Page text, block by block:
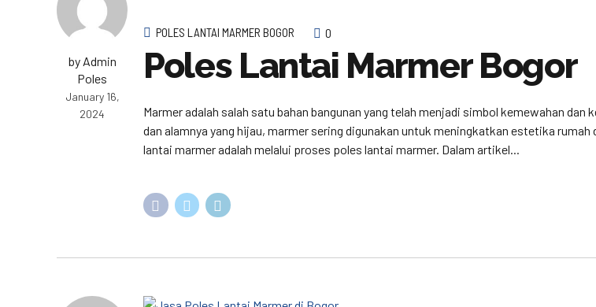
by Admin
Poles
January 16,
2024
POLES LANTAI MARMER BOGOR 0
Poles Lantai Marmer Bogor
Marmer adalah salah satu bahan bangunan yang telah menjadi simbol kemewahan
dan alamnya yang hijau, marmer sering digunakan untuk meningkatkan estetika
lantai marmer adalah melalui proses poles lantai marmer. Dalam artikel...